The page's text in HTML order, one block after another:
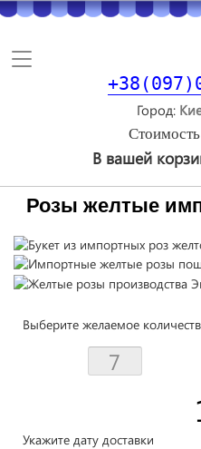
Toggle
Город
В вашей
Розы желтые
Выберите желаемое
Укажите дату доставки